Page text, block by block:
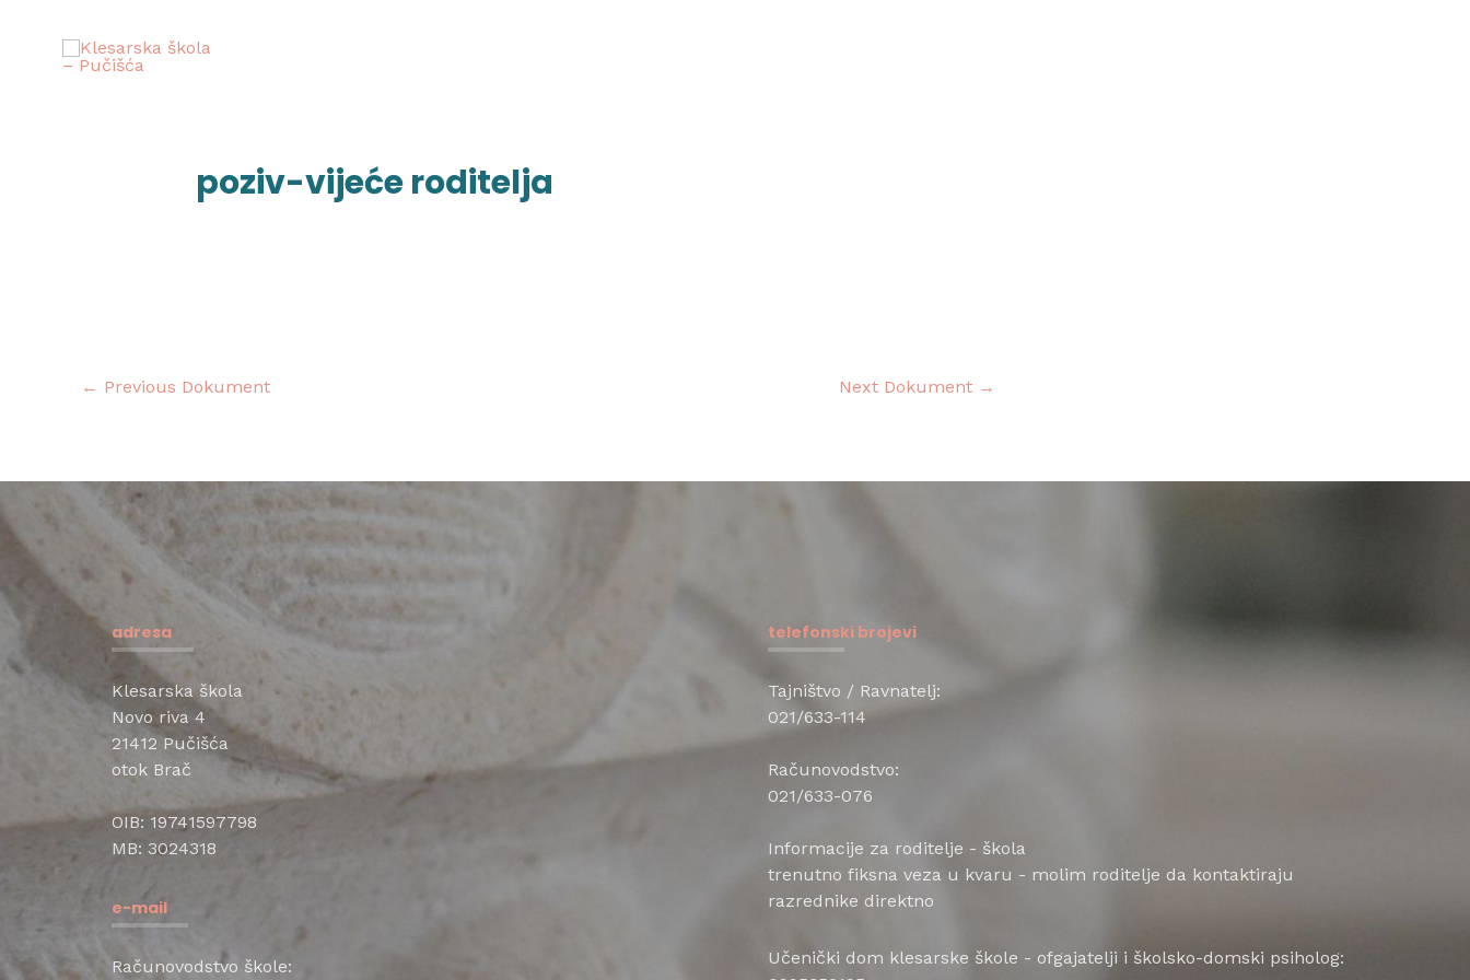
content
poziv-vijeće roditelja
← Previous Dokument Next Dokument →
adresa
Klesarska škola
Novo riva 4
21412 Pučišća
otok Brač
OIB: 19741597798
MB: 3024318
e-mail
Računovodstvo škole:
telefonski brojevi
Tajništvo / Ravnatelj:
021/633-114
Računovodstvo:
021/633-076
Informacije za roditelje - škola
trenutno fiksna veza u kvaru - molim roditelje da kontaktiraju
razrednike direktno
Učenički dom klesarske škole - ofgajatelji i školsko-domski psiholog: